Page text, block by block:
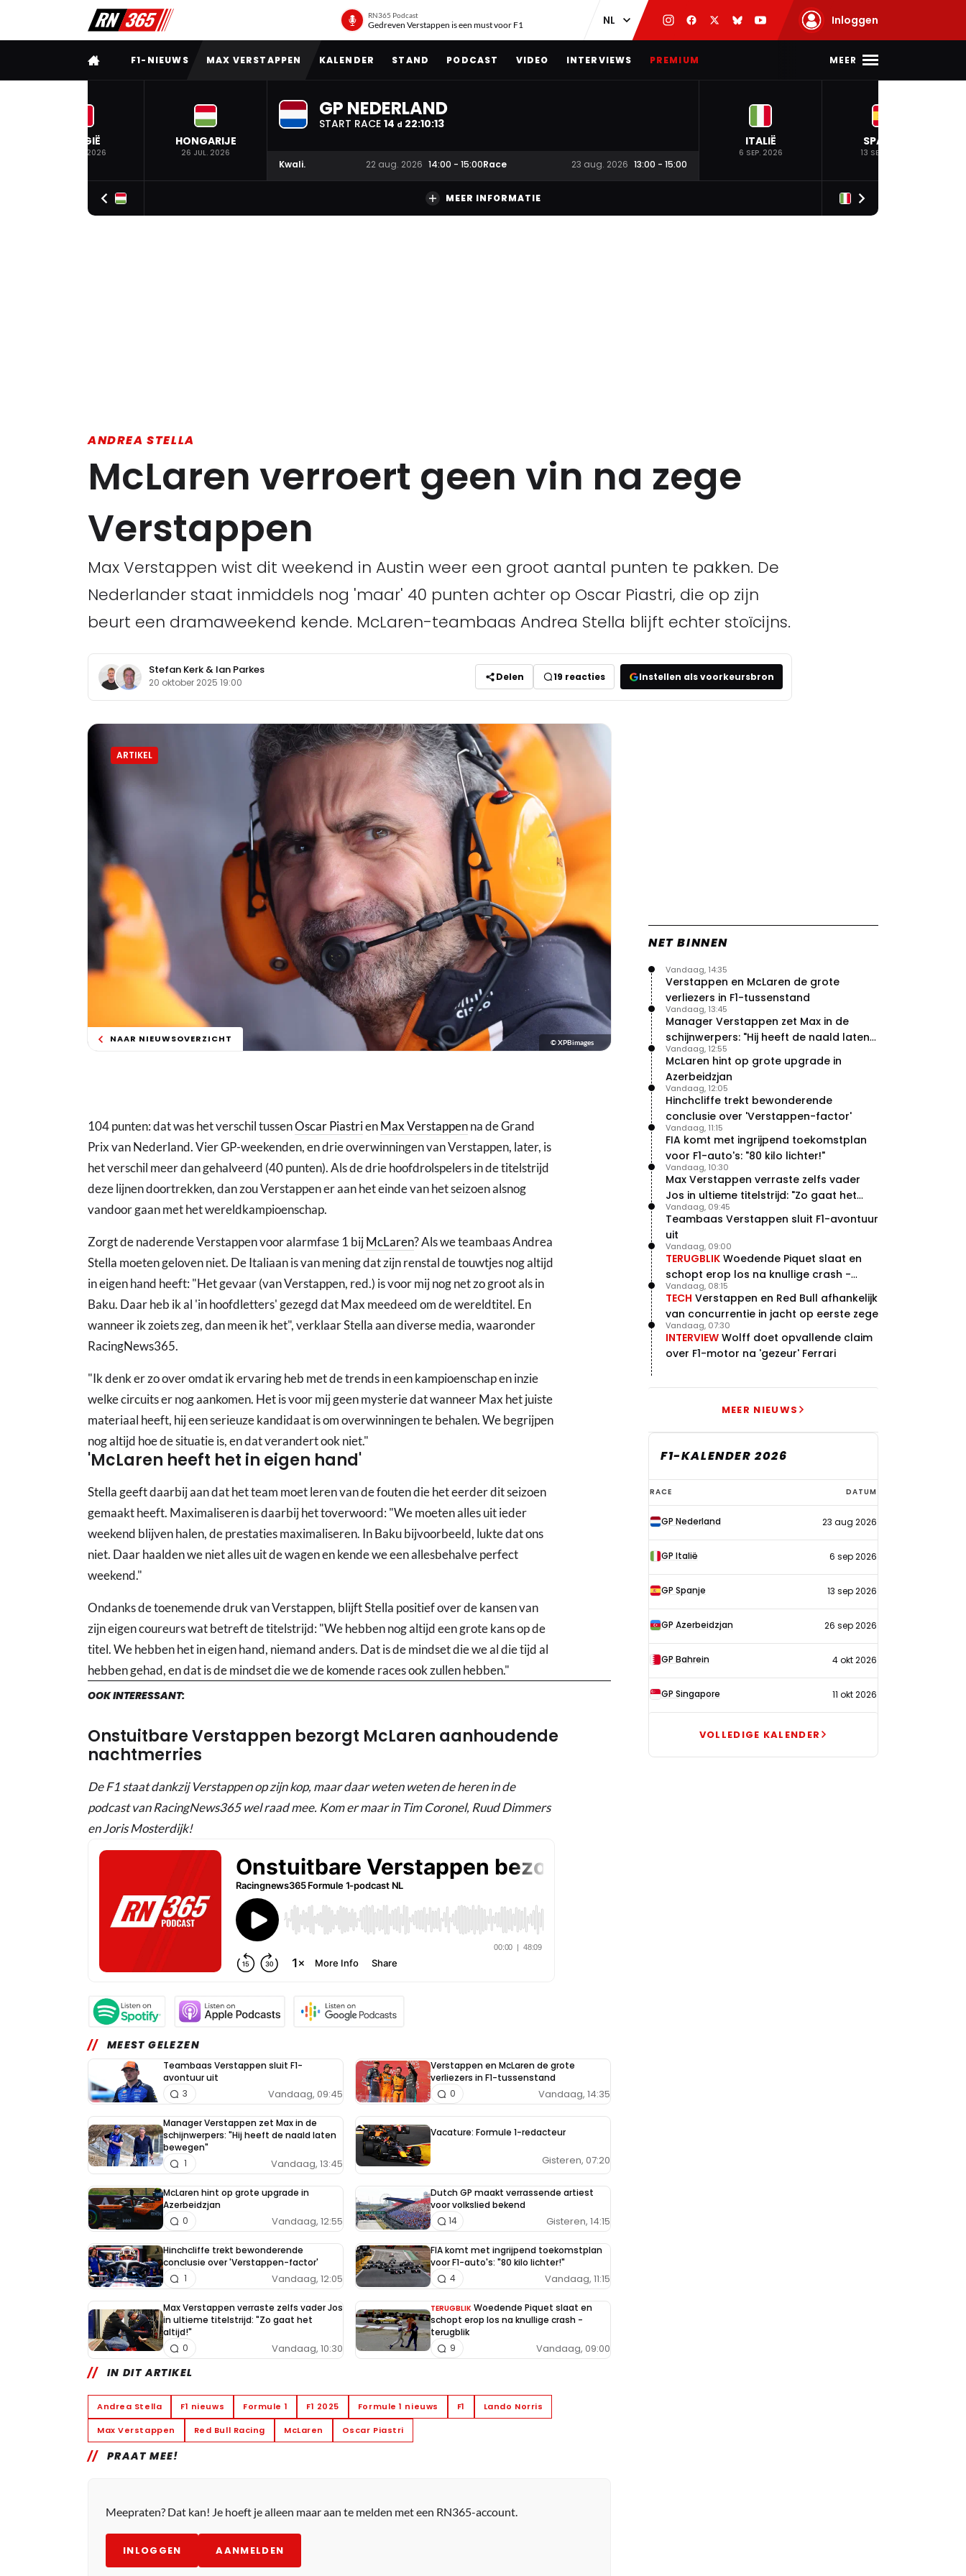
RN365 Podcast
Gedreven Verstappen is een must voor F1 Inloggen
VOLLEDIG MENU
F1-NIEUWS MAX VERSTAPPEN KALENDER STAND PODCAST VIDEO INTERVIEWS PREMIUM MEER
BELGIË
19 JUL. 2026
HONGARIJE
26 JUL. 2026
GP NEDERLAND
START RACE 14 d 22:10:12
Kwali. 22 aug. 2026 14:00 - 15:00Race 23 aug. 2026 13:00 - 15:00
ITALIË
6 SEP. 2026
SPANJE
13 SEP. 2026
MEER INFORMATIE
ANDREA STELLA
McLaren verroert geen vin na zege
Verstappen
Max Verstappen wist dit weekend in Austin weer een groot aantal punten te pakken. De
Nederlander staat inmiddels nog 'maar' 40 punten achter op Oscar Piastri, die op zijn
beurt een dramaweekend kende. McLaren-teambaas Andrea Stella blijft echter stoïcijns.
Stefan Kerk & Ian Parkes
20 oktober 2025 19:00 Delen 19 reacties Instellen als voorkeursbron
ARTIKEL
NAAR NIEUWSOVERZICHT © XPBimages
104 punten: dat was het verschil tussenOscar PiastrienMax Verstappenna de Grand
Prix van Nederland. Vier GP-weekenden, en drie overwinningen van Verstappen, later, is
het verschil meer dan gehalveerd (40 punten). Als de drie hoofdrolspelers in de titelstrijd
deze lijnen doortrekken, dan zou Verstappen er aan het einde van het seizoen alsnog
vandoor gaan met het wereldkampioenschap.
Zorgt de naderende Verstappen voor alarmfase 1 bijMcLaren? Als we teambaas Andrea
Stella moeten geloven niet. De Italiaan is van mening dat zijn renstal de touwtjes nog altijd
in eigen hand heeft: "Het gevaar (van Verstappen, red.) is voor mij nog net zo groot als in
Baku. Daar heb ik al 'in hoofdletters' gezegd dat Max meedeed om de wereldtitel. En
wanneer ik zoiets zeg, dan meen ik het", verklaar Stella aan diverse media, waaronder
RacingNews365.
"Ik denk er zo over omdat ik ervaring heb met de trends in een kampioenschap en inzie
welke circuits er nog aankomen. Het is voor mij geen mysterie dat wanneer Max het juiste
materiaal heeft, hij een serieuze kandidaat is om overwinningen te behalen. We begrijpen
nog altijd hoe de situatie is, en dat verandert ook niet."
'McLaren heeft het in eigen hand'
Stella geeft daarbij aan dat het team moet leren van de fouten die het eerder dit seizoen
gemaakt heeft. Maximaliseren is daarbij het toverwoord: "We moeten alles uit ieder
weekend blijven halen, de prestaties maximaliseren. In Baku bijvoorbeeld, lukte dat ons
niet. Daar haalden we niet alles uit de wagen en kende we een allesbehalve perfect
weekend."
Ondanks de toenemende druk van Verstappen, blijft Stella positief over de kansen van
zijn eigen coureurs wat betreft de titelstrijd: "We hebben nog altijd een grote kans op de
titel. We hebben het in eigen hand, niemand anders. Dat is de mindset die we al die tijd al
hebben gehad, en dat is de mindset die we de komende races ook zullen hebben."
OOK INTERESSANT:
Onstuitbare Verstappen bezorgt McLaren aanhoudende
nachtmerries
De F1 staat dankzij Verstappen op zijn kop, maar daar weten weten de heren in de
podcast van RacingNews365 wel raad mee. Kom er maar in Tim Coronel, Ruud Dimmers
en Joris Mosterdijk!
MEEST GELEZEN
Teambaas Verstappen sluit F1-
avontuur uit
Vandaag, 09:45
3
Verstappen en McLaren de grote
verliezers in F1-tussenstand
Vandaag, 14:35
0
Manager Verstappen zet Max in de
schijnwerpers: "Hij heeft de naald laten
bewegen"
Vandaag, 13:45
1
Vacature: Formule 1-redacteur
Gisteren, 07:20
McLaren hint op grote upgrade in
Azerbeidzjan
Vandaag, 12:55
0
Dutch GP maakt verrassende artiest
voor volkslied bekend
Gisteren, 14:15
14
Hinchcliffe trekt bewonderende
conclusie over 'Verstappen-factor'
Vandaag, 12:05
1
FIA komt met ingrijpend toekomstplan
voor F1-auto's: "80 kilo lichter!"
Vandaag, 11:15
4
Max Verstappen verraste zelfs vader Jos
in ultieme titelstrijd: "Zo gaat het
altijd!"
Vandaag, 10:30
0
TERUGBLIK Woedende Piquet slaat en
schopt erop los na knullige crash -
terugblik
Vandaag, 09:00
9
IN DIT ARTIKEL
Andrea Stella F1 nieuws Formule 1 F1 2025 Formule 1 nieuws F1 Lando Norris
Max Verstappen Red Bull Racing McLaren Oscar Piastri
PRAAT MEE!
Meepraten? Dat kan! Je hoeft je alleen maar aan te melden met een RN365-account.
INLOGGEN AANMELDEN
NET BINNEN
Verstappen en McLaren de grote
verliezers in F1-tussenstand
Vandaag, 14:35
Manager Verstappen zet Max in de
schijnwerpers: "Hij heeft de naald laten
bewegen"
Vandaag, 13:45
McLaren hint op grote upgrade in
Azerbeidzjan
Vandaag, 12:55
Hinchcliffe trekt bewonderende
conclusie over 'Verstappen-factor'
Vandaag, 12:05
FIA komt met ingrijpend toekomstplan
voor F1-auto's: "80 kilo lichter!"
Vandaag, 11:15
Max Verstappen verraste zelfs vader
Jos in ultieme titelstrijd: "Zo gaat het
altijd!"
Vandaag, 10:30
Teambaas Verstappen sluit F1-avontuur
uit
Vandaag, 09:45
TERUGBLIK Woedende Piquet slaat en
schopt erop los na knullige crash -
terugblik
Vandaag, 09:00
TECH Verstappen en Red Bull afhankelijk
van concurrentie in jacht op eerste zege
Vandaag, 08:15
INTERVIEW Wolff doet opvallende claim
over F1-motor na 'gezeur' Ferrari
Vandaag, 07:30
MEER NIEUWS
F1-KALENDER 2026
F1-
kalender
2026
RACE DATUM
GP Nederland 23 aug 2026
GP Italië 6 sep 2026
GP Spanje 13 sep 2026
GP Azerbeidzjan 26 sep 2026
GP Bahrein 4 okt 2026
GP Singapore 11 okt 2026
VOLLEDIGE KALENDER